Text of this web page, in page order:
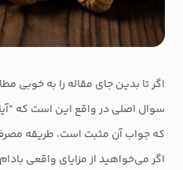
اگر تا بدین جای مقاله را به خوبی
سوال اصلی در واقع این است که
که جواب آن مثبت است، طریقه
اگر می‌خواهید از مزایای واقعی